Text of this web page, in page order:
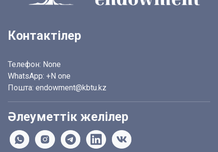
Контактілер
Телефон: None
WhatsApp: +N one
Пошта: endowment@kbtu.kz
Әлеуметтік желілер